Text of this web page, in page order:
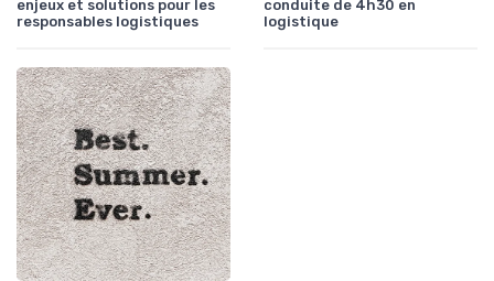
enjeux et solutions pour les
responsables logistiques
conduite de 4h30 en
logistique